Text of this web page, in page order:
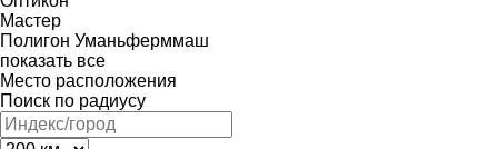
Мастер
Полигон Уманьферммаш
показать все
Место расположения
Поиск по радиусу